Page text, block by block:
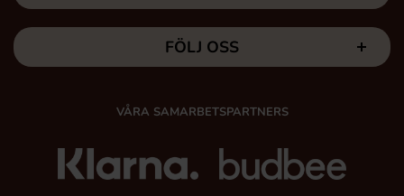
FÖLJ OSS
VÅRA SAMARBETSPARTNERS